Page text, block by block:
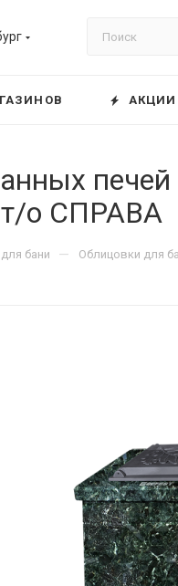
АКЦИИ
т/о СПРАВА
бани — Облицовки для